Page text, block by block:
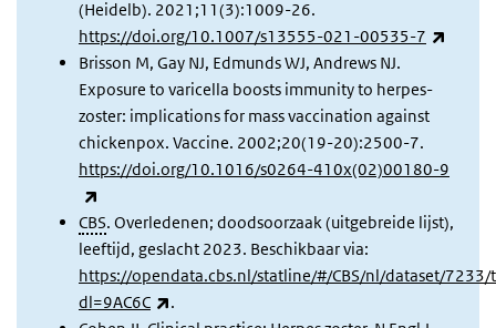
(Heidelb). 2021;11(3):1009-26.
https://doi.org/10.1007/s13555-021-00535-7
Brisson M, Gay NJ, Edmunds WJ, Andrews NJ.
Exposure to varicella boosts immunity to herpes-
zoster: implications for mass vaccination against
chickenpox. Vaccine. 2002;20(19-20):2500-7.
https://doi.org/10.1016/s0264-410x(02)00180-9
CBS. Overledenen; doodsoorzaak (uitgebreide lijst),
leeftijd, geslacht 2023. Beschikbaar via:
https://opendata.cbs.nl/statline/#/CBS/nl/dataset/7233/
dl=9AC6C
(externe link)
.